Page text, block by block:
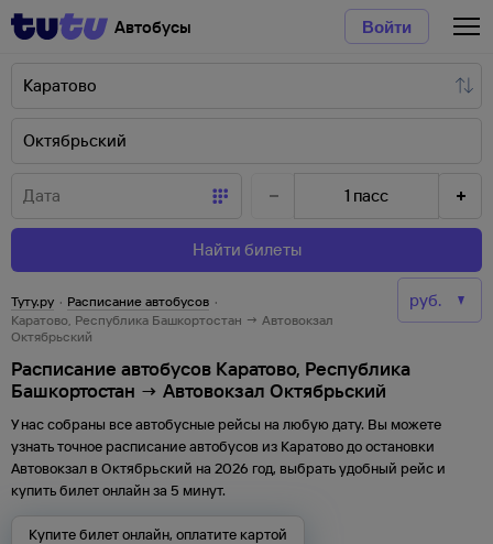
Автобусы Войти
1 пасс
Найти билеты
Туту.ру · Расписание автобусов ·
Каратово, Республика Башкортостан → Автовокзал
Октябрьский
Расписание автобусов Каратово, Республика
Башкортостан → Автовокзал Октябрьский
У нас собраны все автобусные рейсы на любую дату. Вы можете
узнать точное расписание автобусов из Каратово доостановки
Автовокзал в Октябрьский на 2026 год, выбрать удобный рейс и
купить билет онлайн за 5 минут.
Купите билет онлайн, оплатите картой